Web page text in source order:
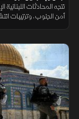
تتجه المحادثات
أمن الجنوب، وترتيبات